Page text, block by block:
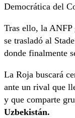
Democrática del
Tras ello, la ANFP
se trasladó al
donde finalmente
La Roja buscará
ante un rival que
y que comparte
Uzbekistán.